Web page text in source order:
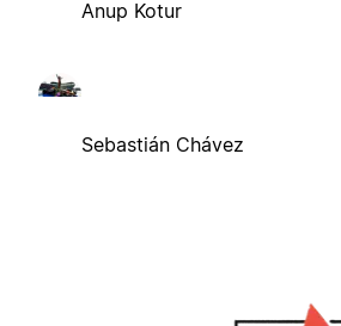
Anup Kotur
Sebastián Chávez